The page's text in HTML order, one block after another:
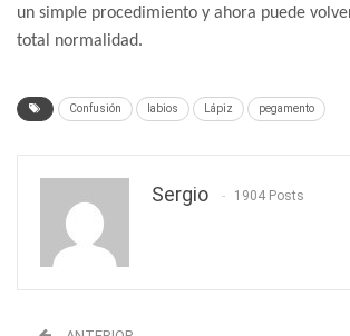
un simple procedimiento y ahora puede
total normalidad.
Confusión labios Lápiz pegamento
Sergio 1904 Posts